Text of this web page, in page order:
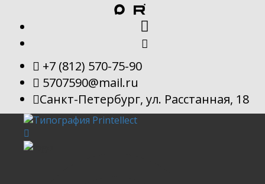
+7 (812) 570-75-90
5707590@mail.ru
Санкт-Петербург, ул. Расстанная, 18